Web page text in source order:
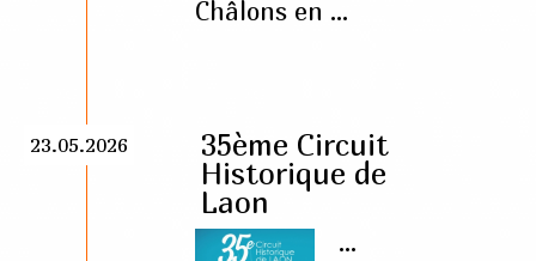
Châlons en ...
23.05.2026
35ème Circuit
Historique de
Laon
...